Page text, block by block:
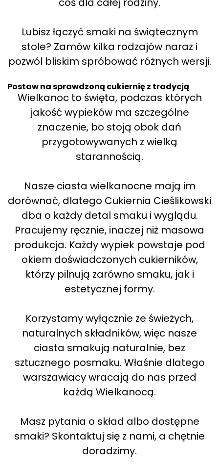
Lubisz łączyć smaki na świątecznym
stole? Zamów kilka rodzajów naraz i
pozwól bliskim spróbować różnych wersji.
Postaw na sprawdzoną cukiernię z tradycją
Wielkanoc to święta, podczas których
jakość wypieków ma szczególne
znaczenie, bo stoją obok dań
przygotowywanych z wielką
starannością.
Nasze ciasta wielkanocne mają im
dorównać, dlatego Cukiernia Cieślikowski
dba o każdy detal smaku i wyglądu.
Pracujemy ręcznie, inaczej niż masowa
produkcja. Każdy wypiek powstaje pod
okiem doświadczonych cukierników,
którzy pilnują zarówno smaku, jak i
estetycznej formy.
Korzystamy wyłącznie ze świeżych,
naturalnych składników, więc nasze
ciasta smakują naturalnie, bez
sztucznego posmaku. Właśnie dlatego
warszawiacy wracają do nas przed
każdą Wielkanocą.
Masz pytania o skład albo dostępne
smaki? Skontaktuj się z nami, a chętnie
doradzimy.